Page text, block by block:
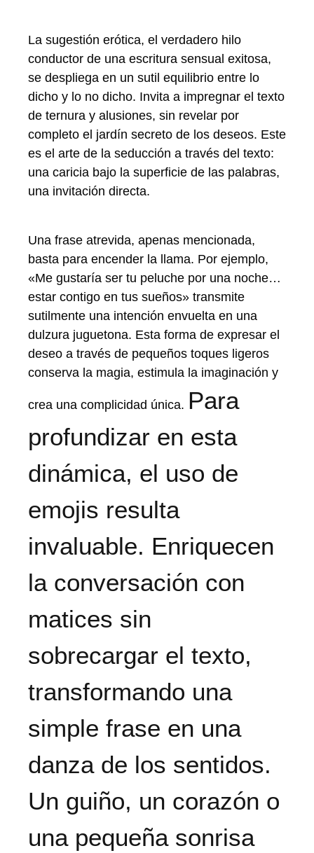
La sugestión erótica, el verdadero hilo
conductor de una escritura sensual exitosa,
se despliega en un sutil equilibrio entre lo
dicho y lo no dicho. Invita a impregnar el texto
de ternura y alusiones, sin revelar por
completo el jardín secreto de los deseos. Este
es el arte de la seducción a través del texto:
una caricia bajo la superficie de las palabras,
una invitación directa.
Una frase atrevida, apenas mencionada,
basta para encender la llama. Por ejemplo,
«Me gustaría ser tu peluche por una noche…
estar contigo en tus sueños» transmite
sutilmente una intención envuelta en una
dulzura juguetona. Esta forma de expresar el
deseo a través de pequeños toques ligeros
conserva la magia, estimula la imaginación y
crea una complicidad única. Para
profundizar en esta
dinámica, el uso de
emojis resulta
invaluable. Enriquecen
la conversación con
matices sin
sobrecargar el texto,
transformando una
simple frase en una
danza de los sentidos.
Un guiño, un corazón o
una pequeña sonrisa